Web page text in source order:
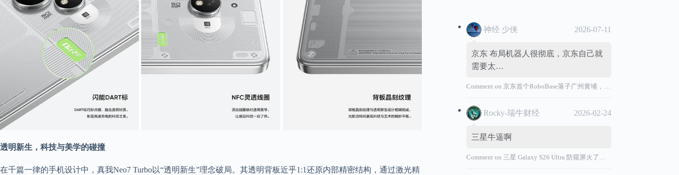
透明新生，科技与美学的碰撞
在千篇一律的手机设计中，真我Neo7 Turbo以“透明新生”理念破局。其透明背板近乎1:1还原内部精密结构，通过激光精
神经 少侠 2026-07-11
京东 布局机器人很彻底，京东自己就
需要太…
Comment on京东首个RoboBase落子广州黄埔，加码机器人产业基础设施布局
Rocky-瑞牛财经 2026-02-24
三星牛逼啊
Comment on 三星 Galaxy S26 Ultra 防窥屏火了，全球核心战略伙伴名单大曝光